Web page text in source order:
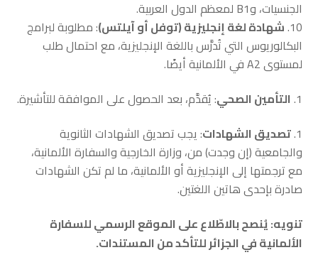
الجنسيات، وB1 لمعظم الدول العربية.
شهادة لغة إنجليزية (توفل أو آيلتس): مطلوبة لبرامج
البكالوريوس التي تُدرَّس باللغة الإنجليزية، مع احتمال طلب
لمستوى A2 في الألمانية أيضًا.
التأمين الصحي: يُقدَّم، بعد الحصول على الموافقة للتأشيرة.
تصديق الشهادات: يجب تصديق الشهادات الثانوية
والجامعية (إن وجدت) من، وزارة الخارجية والسفارة الألمانية،
مع ترجمتها إلى الإنجليزية أو الألمانية، ما لم تكن الشهادات
صادرة بإحدى هاتين اللغتين.
تنويه: يُنصح بالاطّلاع على الموقع الرسمي للسفارة
الألمانية في الجزائر للتأكد من المستندات.